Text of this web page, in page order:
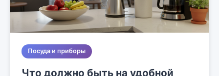
Посуда и приборы
Что должно быть на удобной